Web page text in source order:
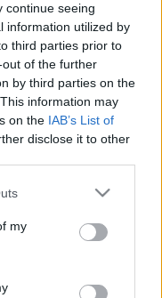
continue seeing
information utilized by
third parties prior to
of the further
by third parties on the
information may
on the IAB’s List of
disclose it to other
one or more Google
You may click to
third-party tags to
in below Google
my
2026 14:45
Oι
χρειάζονται
και
Υβριδική
στην εποχή
2026 14:22